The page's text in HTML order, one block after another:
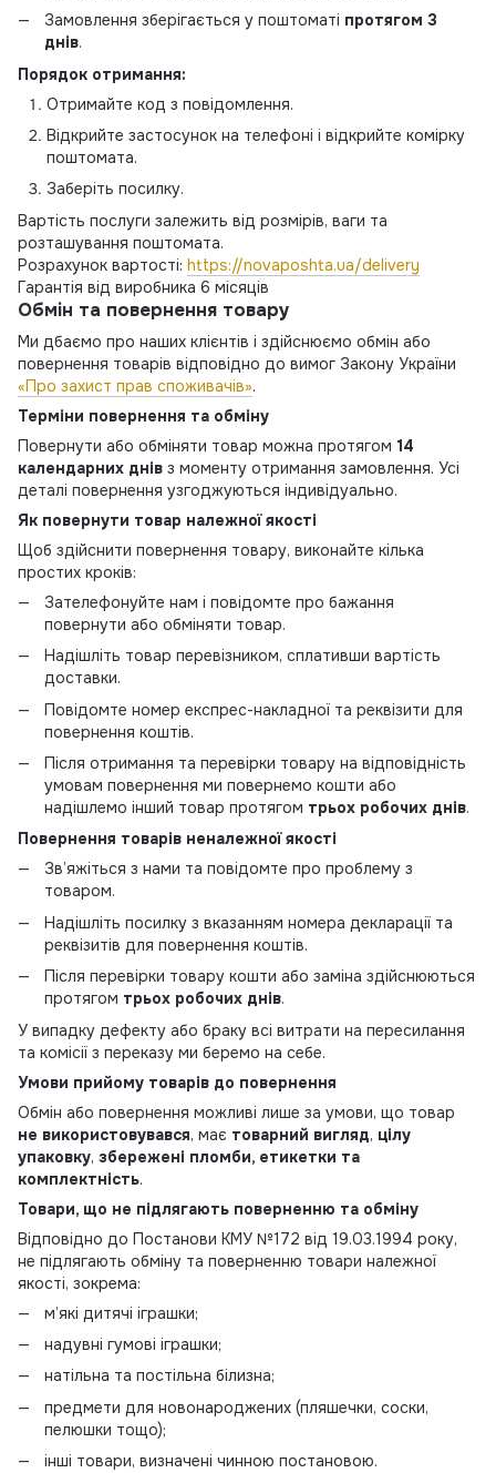
Замовлення зберігається у поштоматі протягом 3
днів.
Порядок отримання:
Отримайте код з повідомлення.
Відкрийте застосунок на телефоні і відкрийте комірку
поштомата.
Заберіть посилку.
Вартість послуги залежить від розмірів, ваги та
розташування поштомата.
Розрахунок вартості: https://novaposhta.ua/delivery
Гарантія від виробника 6 місяців
Обмін та повернення товару
Ми дбаємо про наших клієнтів і здійснюємо обмін або
повернення товарів відповідно до вимог Закону України
«Про захист прав споживачів».
Терміни повернення та обміну
Повернути або обміняти товар можна протягом 14
календарних днів з моменту отримання замовлення. Усі
деталі повернення узгоджуються індивідуально.
Як повернути товар належної якості
Щоб здійснити повернення товару, виконайте кілька
простих кроків:
Зателефонуйте нам і повідомте про бажання
повернути або обміняти товар.
Надішліть товар перевізником, сплативши вартість
доставки.
Повідомте номер експрес-накладної та реквізити для
повернення коштів.
Після отримання та перевірки товару на відповідність
умовам повернення ми повернемо кошти або
надішлемо інший товар протягом трьох робочих днів.
Повернення товарів неналежної якості
Зв’яжіться з нами та повідомте про проблему з
товаром.
Надішліть посилку з вказанням номера декларації та
реквізитів для повернення коштів.
Після перевірки товару кошти або заміна здійснюються
протягом трьох робочих днів.
У випадку дефекту або браку всі витрати на пересилання
та комісії з переказу ми беремо на себе.
Умови прийому товарів до повернення
Обмін або повернення можливі лише за умови, що товар
не використовувався, має товарний вигляд, цілу
упаковку, збережені пломби, етикетки та
комплектність.
Товари, що не підлягають поверненню та обміну
Відповідно до Постанови КМУ №172 від 19.03.1994 року,
не підлягають обміну та поверненню товари належної
якості, зокрема:
м’які дитячі іграшки;
надувні гумові іграшки;
натільна та постільна білизна;
предмети для новонароджених (пляшечки, соски,
пелюшки тощо);
інші товари, визначені чинною постановою.